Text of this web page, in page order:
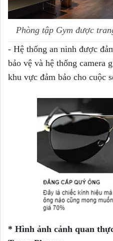
Phòng tập Gym được
- Hệ thống an ninh được
bảo vệ và hệ thống camera
khu vực đảm bảo cho cuộc
* Hình ảnh cảnh quan